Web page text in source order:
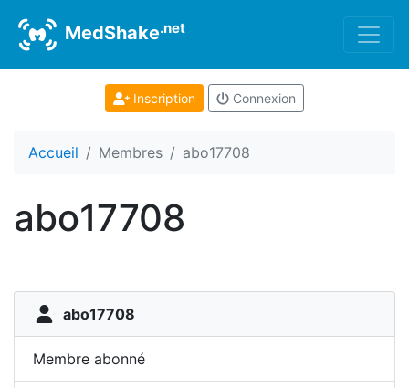
MedShake.net
Inscription Connexion
Accueil Membres abo17708
abo17708
abo17708
Membre abonné